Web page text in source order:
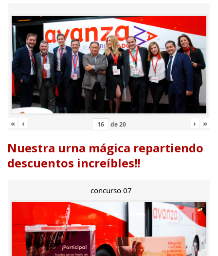
« ‹ de20 › »
Nuestra urna mágica repartiendo
descuentos increíbles!!
concurso 07